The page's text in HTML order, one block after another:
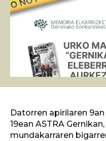
Datorren apirilaren
19ean ASTRA
mundakarraren